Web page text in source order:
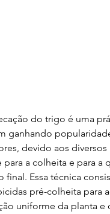
do trigo é uma
ganhando
devido aos
para a colheita e para a
final. Essa técnica
pré-colheita para
uniforme da planta e